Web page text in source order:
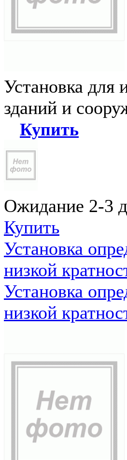
Установка для
зданий и
Купить
Ожидание 2-3
Купить
Установка
низкой
Установка
низкой